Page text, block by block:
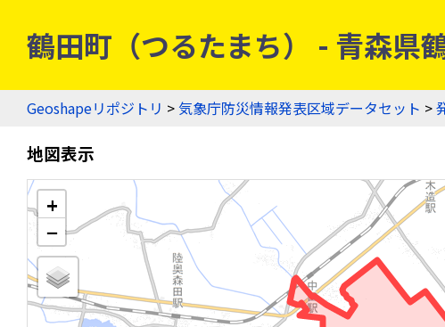
鶴田町（つるたまち） - 青森県
Geoshapeリポジトリ >気象庁防災情報発表区域データセット >
地図表示
+
−